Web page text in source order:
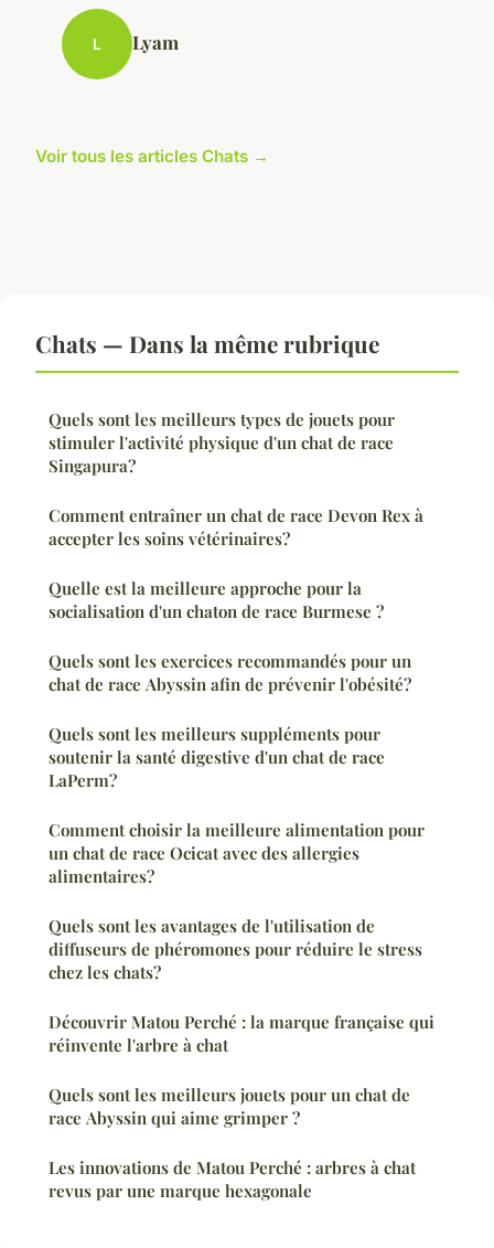
L Lyam
Voir tous les articles Chats →
Chats — Dans la même rubrique
Quels sont les meilleurs types de jouets pour
stimuler l'activité physique d'un chat de race
Singapura?
Comment entraîner un chat de race Devon Rex à
accepter les soins vétérinaires?
Quelle est la meilleure approche pour la
socialisation d'un chaton de race Burmese ?
Quels sont les exercices recommandés pour un
chat de race Abyssin afin de prévenir l'obésité?
Quels sont les meilleurs suppléments pour
soutenir la santé digestive d'un chat de race
LaPerm?
Comment choisir la meilleure alimentation pour
un chat de race Ocicat avec des allergies
alimentaires?
Quels sont les avantages de l'utilisation de
diffuseurs de phéromones pour réduire le stress
chez les chats?
Découvrir Matou Perché : la marque française qui
réinvente l'arbre à chat
Quels sont les meilleurs jouets pour un chat de
race Abyssin qui aime grimper ?
Les innovations de Matou Perché : arbres à chat
revus par une marque hexagonale